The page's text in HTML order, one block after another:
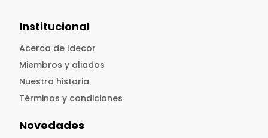
Institucional
Acerca de Idecor
Miembros y aliados
Nuestra historia
Términos y condiciones
Novedades